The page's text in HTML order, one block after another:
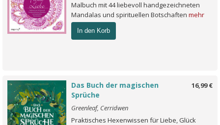
Malbuch mit 44 liebevoll handgezeichneten
Mandalas und spirituellen Botschaften mehr
In den Korb
16,99 €
Das Buch der magischen
Sprüche
Greenleaf, Cerridwen
Praktisches Hexenwissen für Liebe, Glück